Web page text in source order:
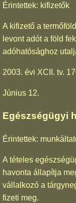
Érintettek: kifizetők
A kifizető a
levont adót a föld
adóhatósághoz
2003. évi XCII. tv.
Június 12.
Egészségügyi
Érintettek:
A tételes
havonta állapítja
vállalkozó a
fizeti meg.